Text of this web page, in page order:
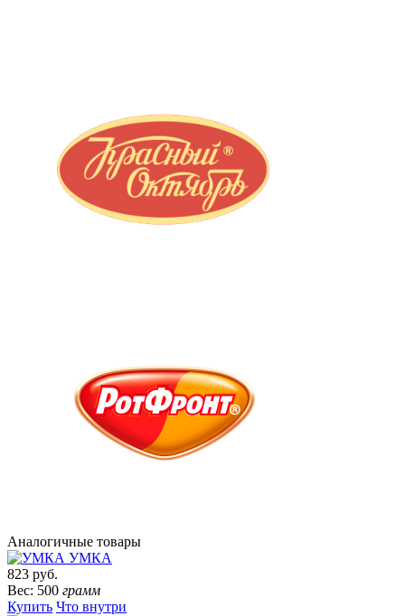
Аналогичные товары
УМКА
823 руб.
Вес: 500 грамм
Купить Что внутри